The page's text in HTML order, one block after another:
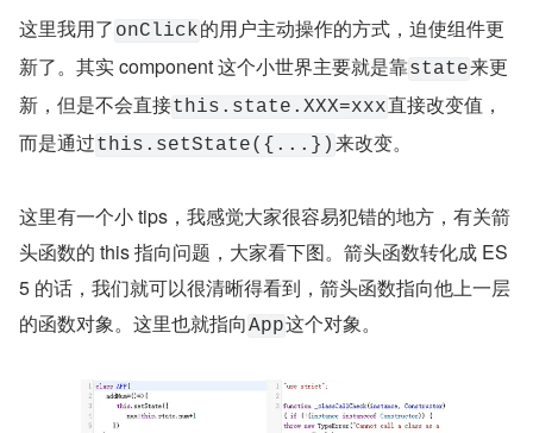
这里我用了 onClick的用户主动操作的方式，迫使组件更
新了。其实 component 这个小世界主要就是靠state来更
新，但是不会直接this.state.XXX=xxx直接改变值，
而是通过this.setState({...}) 来改变。
这里有一个小 tips，我感觉大家很容易犯错的地方，有关箭
头函数的 this 指向问题，大家看下图。箭头函数转化成 ES
5 的话，我们就可以很清晰得看到，箭头函数指向他上一层
的函数对象。这里也就指向App这个对象。